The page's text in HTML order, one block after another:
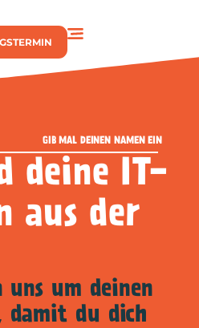
GIB MAL DEINEN NAMEN EIN
deine IT-
aus der
um deinen
damit du dich